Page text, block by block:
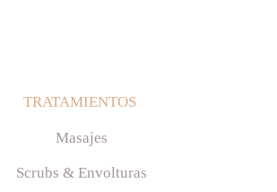
Masajes
Scrubs & Envolturas
TRATAMIENTOS